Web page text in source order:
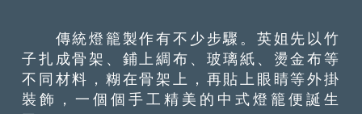
傳統燈籠製作有不少步驟。英姐先以竹
子扎成骨架、鋪上綢布、玻璃紙、燙金布等
不同材料，糊在骨架上，再貼上眼睛等外掛
裝飾，一個個手工精美的中式燈籠便誕生